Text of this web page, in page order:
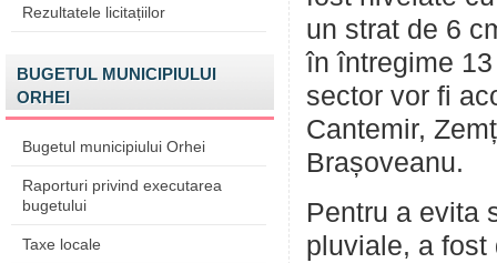
Rezultatele licitațiilor
BUGETUL MUNICIPIULUI
ORHEI
Bugetul municipiului Orhei
Raporturi privind executarea
bugetului
Taxe locale
un strat de 6
în întregime
sector vor fi
Cantemir,
Brașoveanu.
Pentru a evita
pluviale, a fost